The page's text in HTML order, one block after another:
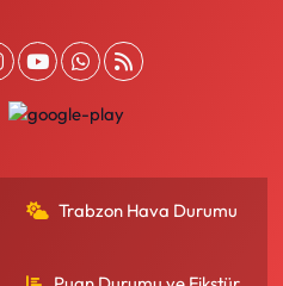
Trabzon Hava Durumu